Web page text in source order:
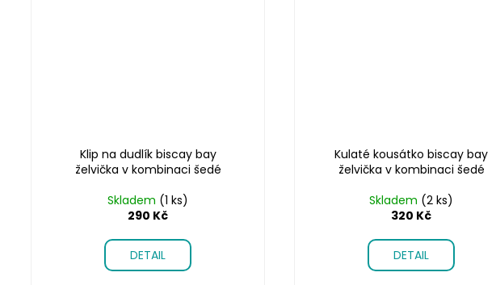
Klip na dudlík biscay bay
želvička v kombinaci šedé
Skladem (1 ks)
290 Kč
DETAIL
Kulaté kousátko biscay bay
želvička v kombinaci šedé
Skladem (2 ks)
320 Kč
DETAIL